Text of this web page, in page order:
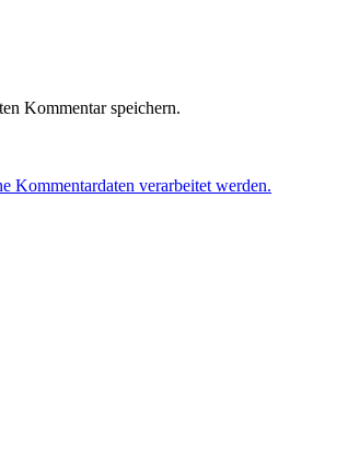
Kommentar speichern.
Kommentardaten verarbeitet werden.